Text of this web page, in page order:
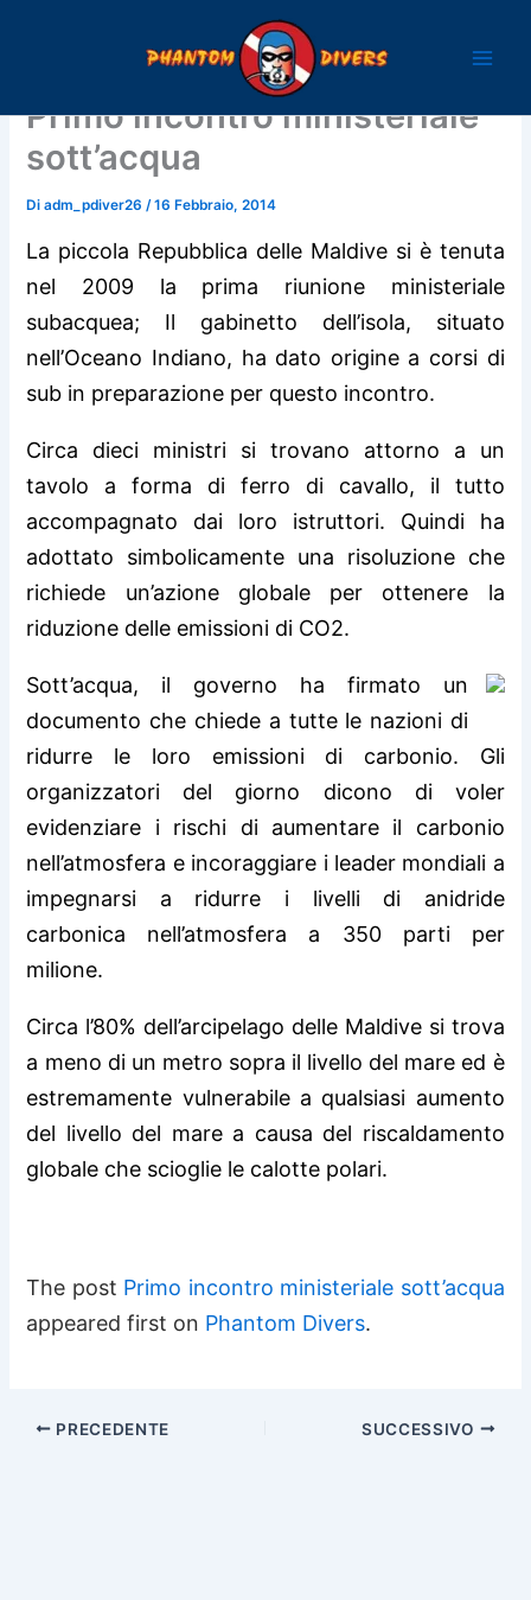
Primo incontro ministeriale
sott’acqua
Diadm_pdiver26/16 Febbraio, 2014
La piccola Repubblica delle Maldive si è tenuta
nel 2009 la prima riunione ministeriale
subacquea; Il gabinetto dell’isola, situato
nell’Oceano Indiano, ha dato origine a corsi di
sub in preparazione per questo incontro.
Circa dieci ministri si trovano attorno a un
tavolo a forma di ferro di cavallo, il tutto
accompagnato dai loro istruttori. Quindi ha
adottato simbolicamente una risoluzione che
richiede un’azione globale per ottenere la
riduzione delle emissioni di CO2.
Sott’acqua, il governo ha firmato un
documento che chiede a tutte le nazioni di
ridurre le loro emissioni di carbonio. Gli
organizzatori del giorno dicono di voler
evidenziare i rischi di aumentare il carbonio
nell’atmosfera e incoraggiare i leader mondiali a
impegnarsi a ridurre i livelli di anidride
carbonica nell’atmosfera a 350 parti per
milione.
Circa l’80% dell’arcipelago delle Maldive si trova
a meno di un metro sopra il livello del mare ed è
estremamente vulnerabile a qualsiasi aumento
del livello del mare a causa del riscaldamento
globale che scioglie le calotte polari.
The post Primo incontro ministeriale sott’acqua
appeared first on Phantom Divers.
PRECEDENTE SUCCESSIVO